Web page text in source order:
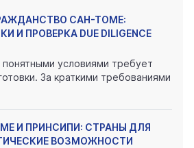
САН-ТОМЕ:
И ПРОВЕРКА DUE DILIGENCE
условиями требует
За краткими требованиями
И ПРИНСИПИ: СТРАНЫ ДЛЯ
ВОЗМОЖНОСТИ